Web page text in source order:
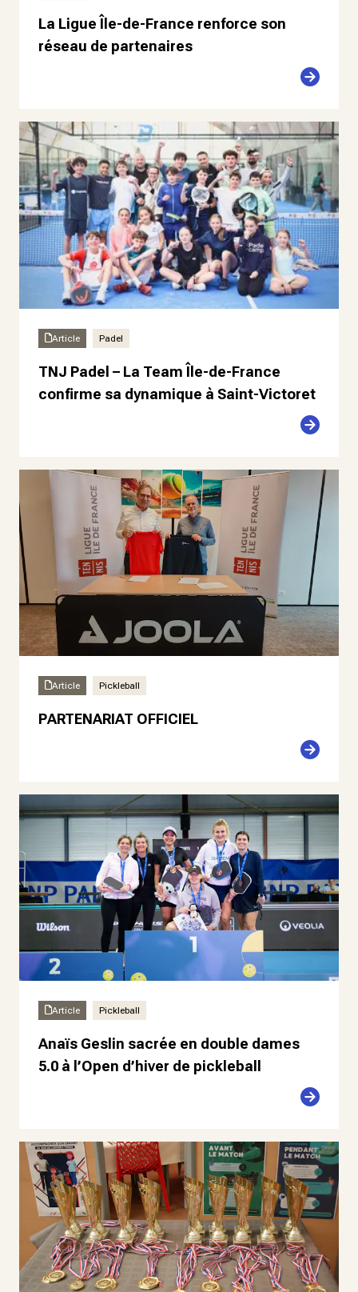
La Ligue Île-de-France renforce son
réseau de partenaires
Article Padel
TNJ Padel – La Team Île-de-France
confirme sa dynamique à Saint-Victoret
Article Pickleball
PARTENARIAT OFFICIEL
Article Pickleball
Anaïs Geslin sacrée en double dames
5.0 à l’Open d’hiver de pickleball